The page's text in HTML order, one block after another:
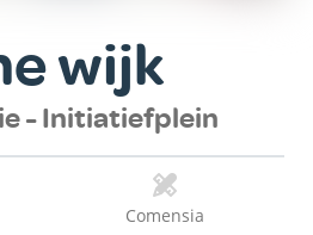
wijk
- Initiatiefplein
Comensia